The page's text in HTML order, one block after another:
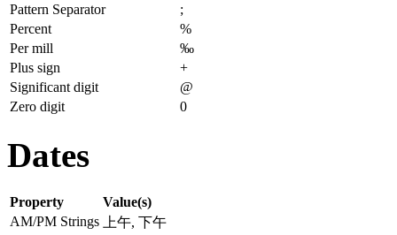
Pattern Separator
;
Percent
%
Per mill
‰
Plus sign
+
Significant digit
@
Zero digit
0
Dates
Property
Value(s)
AM/PM Strings 上午, 下午